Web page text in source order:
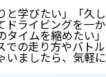
と学びたい」「久し
ドライビングを一か
イムを縮めたい」
での走り方やバトル
いましたら、気軽に